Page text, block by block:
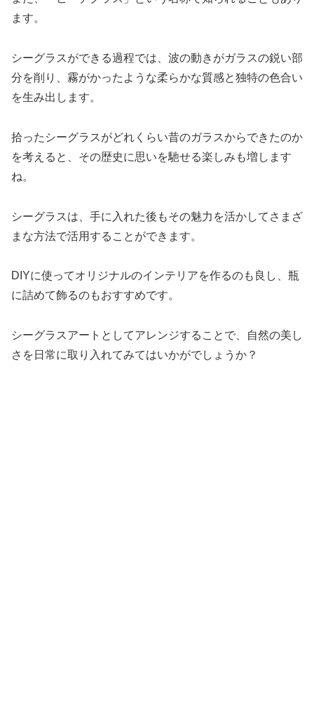
ます。
シーグラスができる過程では、波の動きがガラスの鋭い部
分を削り、霧がかったような柔らかな質感と独特の色合い
を生み出します。
拾ったシーグラスがどれくらい昔のガラスからできたのか
を考えると、その歴史に思いを馳せる楽しみも増します
ね。
シーグラスは、手に入れた後もその魅力を活かしてさまざ
まな方法で活用することができます。
DIYに使ってオリジナルのインテリアを作るのも良し、瓶
に詰めて飾るのもおすすめです。
シーグラスアートとしてアレンジすることで、自然の美し
さを日常に取り入れてみてはいかがでしょうか？